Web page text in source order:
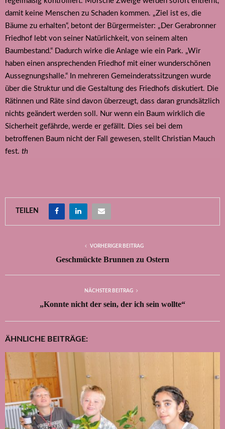
damit keine Menschen zu Schaden kommen. „Ziel ist es, die
Bäume zu erhalten“, betont der Bürgermeister: „Der Gerabronner
Friedhof lebt von seiner Natürlichkeit, von seinem alten
Baumbestand.“ Dadurch wirke die Anlage wie ein Park. „Wir
haben einen ansprechenden Friedhof mit einer wunderschönen
Aussegnungshalle.“ In mehreren Gemeinderatssitzungen wurde
über die Struktur und die Gestaltung des Friedhofs diskutiert. Die
Rätinnen und Räte sind davon überzeugt, dass daran grundsätzlich
nichts geändert werden soll. Nur wenn ein Baum wirklich die
Sicherheit gefährde, werde er gefällt. Dies sei bei dem
betroffenen Baum nicht der Fall gewesen, stellt Christian Mauch
fest. th
TEILEN
VORHERIGER BEITRAG
Geschmückte Brunnen zu Ostern
NÄCHSTER BEITRAG
„Konnte nicht der sein, der ich sein wollte“
ÄHNLICHE BEITRÄGE: